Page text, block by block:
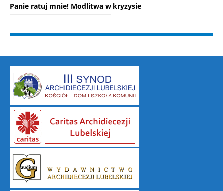
Panie ratuj mnie! Modlitwa w kryzysie